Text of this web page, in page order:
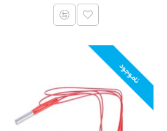
ناموجود